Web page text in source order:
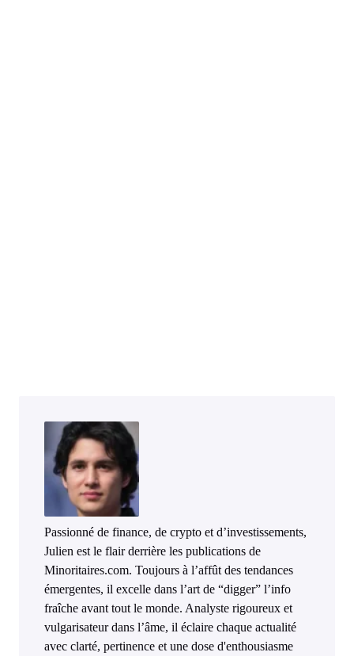
Passionné de finance, de crypto et d’investissements,
Julien est le flair derrière les publications de
Minoritaires.com. Toujours à l’affût des tendances
émergentes, il excelle dans l’art de “digger” l’info
fraîche avant tout le monde. Analyste rigoureux et
vulgarisateur dans l’âme, il éclaire chaque actualité
avec clarté, pertinence et une dose d'enthousiasme